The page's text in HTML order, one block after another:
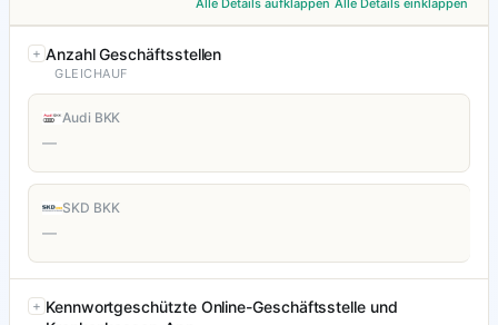
Alle Details aufklappen Alle Details einklappen
Anzahl Geschäftsstellen
GLEICHAUF
Audi BKK
—
SKD BKK
—
Kennwortgeschützte Online-Geschäftsstelle und